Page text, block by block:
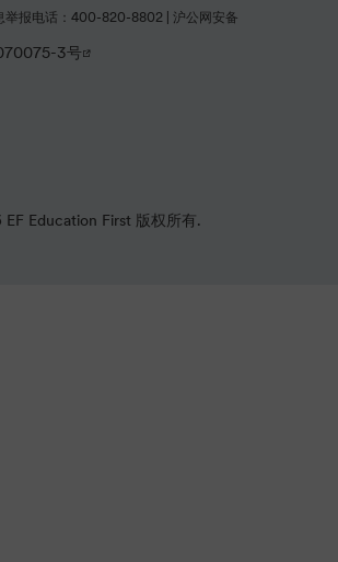
举报电话：400-820-8802 | 沪公网安备
3号
Education First 版权所有.